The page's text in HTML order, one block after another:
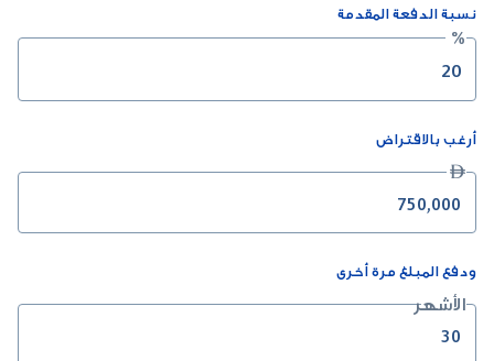
نسبة الدفعة المقدمة
%
أرغب بالاقتراض

ودفع المبلغ مرة أخرى
الأشهر